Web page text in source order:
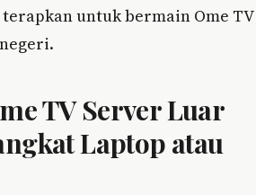
untuk bermain Ome TV
TV Server Luar
Laptop atau